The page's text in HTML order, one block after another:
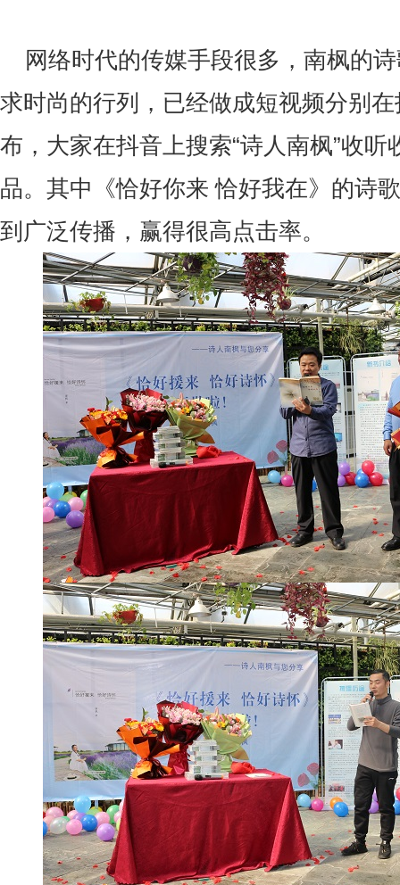
网络时代的传媒手段很多，南枫的
求时尚的行列，已经做成短视频分别
布，大家在抖音上搜索“诗人南枫”收听
品。其中《恰好你来 恰好我在》的诗
到广泛传播，赢得很高点击率。